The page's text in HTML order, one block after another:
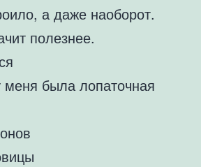
а даже наоборот.
полезнее.
меня была лопаточная